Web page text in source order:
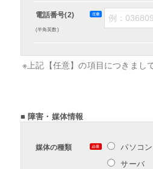
電話番号(2)
(半角英数)
※上記【任意】の項目につきまし
■ 障害・媒体情報
媒体の種類
パソコン
サーバ